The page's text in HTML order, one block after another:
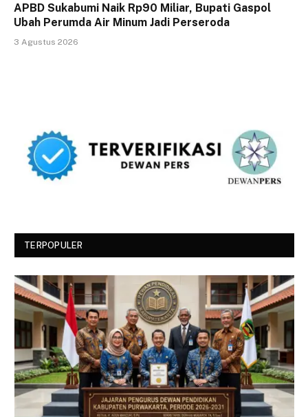
APBD Sukabumi Naik Rp90 Miliar, Bupati Gaspol
Ubah Perumda Air Minum Jadi Perseroda
3 Agustus 2026
TERPOPULER